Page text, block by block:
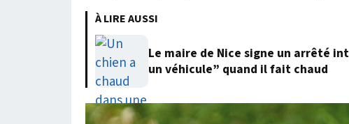
À LIRE AUSSI
Le maire de Nice signe un arrêté
un véhicule” quand il fait chaud